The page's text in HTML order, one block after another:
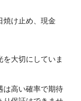
焼け止め、現金
大切にしていま
は高い確率で期待